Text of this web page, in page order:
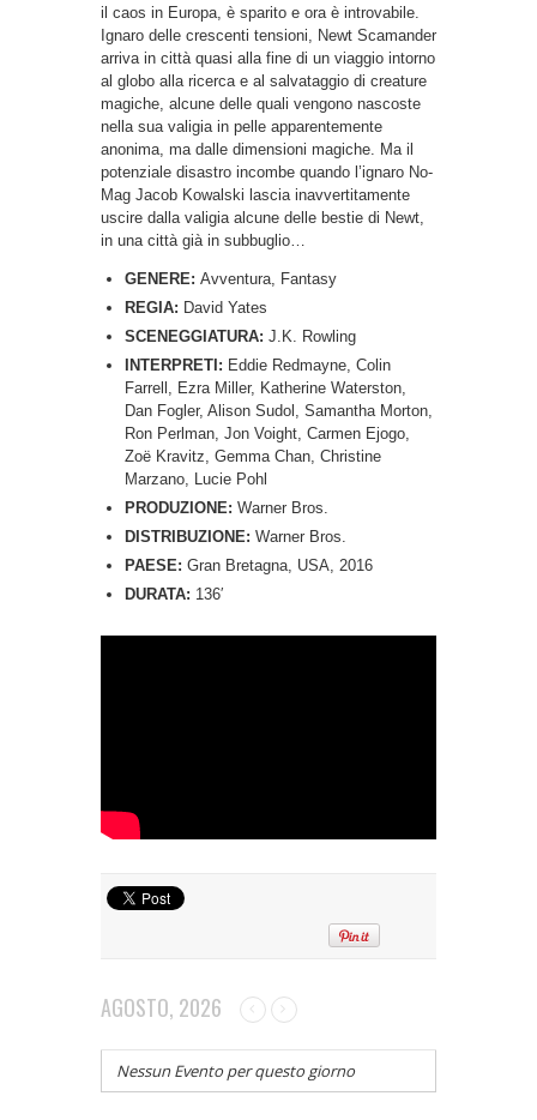
il caos in Europa, è sparito e ora è introvabile.
Ignaro delle crescenti tensioni, Newt Scamander
arriva in città quasi alla fine di un viaggio intorno
al globo alla ricerca e al salvataggio di creature
magiche, alcune delle quali vengono nascoste
nella sua valigia in pelle apparentemente
anonima, ma dalle dimensioni magiche. Ma il
potenziale disastro incombe quando l’ignaro No-
Mag Jacob Kowalski lascia inavvertitamente
uscire dalla valigia alcune delle bestie di Newt,
in una città già in subbuglio…
GENERE: Avventura, Fantasy
REGIA: David Yates
SCENEGGIATURA: J.K. Rowling
INTERPRETI: Eddie Redmayne, Colin
Farrell, Ezra Miller, Katherine Waterston,
Dan Fogler, Alison Sudol, Samantha Morton,
Ron Perlman, Jon Voight, Carmen Ejogo,
Zoë Kravitz, Gemma Chan, Christine
Marzano, Lucie Pohl
PRODUZIONE: Warner Bros.
DISTRIBUZIONE: Warner Bros.
PAESE: Gran Bretagna, USA, 2016
DURATA: 136′
AGOSTO, 2026
Nessun Evento per questo giorno